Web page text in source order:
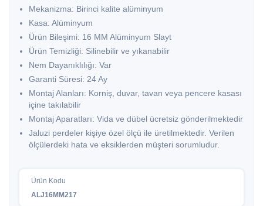
Mekanizma: Birinci kalite alüminyum
Kasa: Alüminyum
Ürün Bileşimi: 16 MM Alüminyum Slayt
Ürün Temizliği: Silinebilir ve yıkanabilir
Nem Dayanıklılığı: Var
Garanti Süresi: 24 Ay
Montaj Alanları: Korniş, duvar, tavan veya pencere kasası
içine takılabilir
Montaj Aparatları: Vida ve dübel ücretsiz gönderilmektedir
Jaluzi perdeler kişiye özel ölçü ile üretilmektedir. Verilen
ölçülerdeki hata ve eksiklerden müşteri sorumludur.
Ürün Kodu
ALJ16MM217